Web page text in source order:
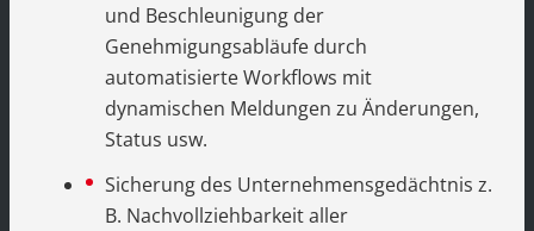
und Beschleunigung der
Genehmigungsabläufe durch
automatisierte Workflows mit
dynamischen Meldungen zu Änderungen,
Status usw.
Sicherung des Unternehmensgedächtnis z.
B. Nachvollziehbarkeit aller